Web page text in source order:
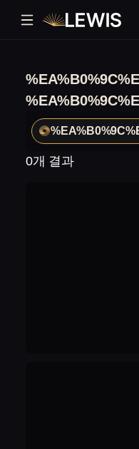
0개 결과